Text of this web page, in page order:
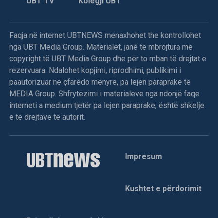
8 gusht 1998
Në Vraniq të Dushkajës forcat serbe vranë dy
shqiptarë
Dje në orët e pasditës, forca të mëdha ushtarake e
policore serbe sulmuan fshatin Vraniq të Dushkajës,
njofton KI i Degës së LDK-së në Gjakovë.
Njoftohet se banorët e këtij fshati i bënë rezistencë këtyre
fshatit Mark Tunë Lleshaj (73) dhe Kolë Gjon Lleshaj (30).
disa shtëpi dhe prona të shqiptarëve, në mesin e të cilave
Faqja në internet UBTNEWS menaxhohet the kontrollohet
nga UBT Media Group. Materialet, janë të mbrojtura me
copyright të UBT Media Group dhe për to mban të drejtat e
rezervuara. Ndalohet kopjimi, riprodhimi, publikimi i
paautorizuar në çfarëdo mënyre, pa lejen paraprake të
MEDIA Group. Shfrytëzimi i materialeve nga ndonjë faqe
interneti a medium tjetër pa lejen paraprake, është shkelje
e të drejtave të autorit.
Impresum
Kushtet e përdorimit